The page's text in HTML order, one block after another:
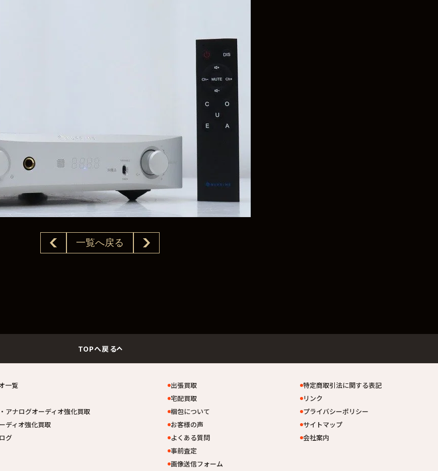
一覧へ戻る
TOPへ戻る
一覧
アナログオーディオ強化買取
ディオ強化買取
グ
出張買取
宅配買取
梱包について
お客様の声
よくある質問
事前査定
画像送信フォーム
特定商取引法に関する表記
リンク
プライバシーポリシー
サイトマップ
会社案内